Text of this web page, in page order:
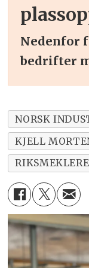
Nedenfor
bedrifter
bli tatt ut
Andersen
Anlegg og
TANANGER
Autronica
NORSK
KJELL